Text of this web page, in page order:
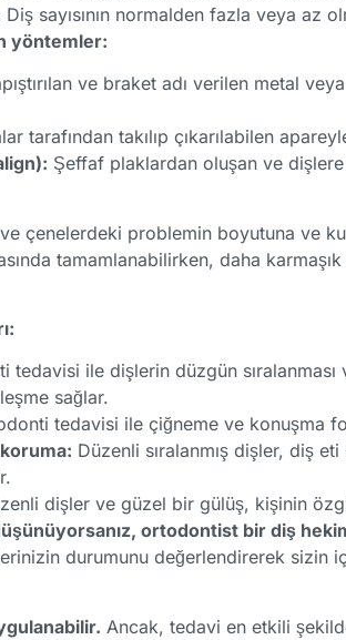
Diş sayısının normalden fazla veya az
yöntemler:
ve braket adı verilen metal
tarafından takılıp çıkarılabilen
Şeffaf plaklardan oluşan ve
çenelerdeki problemin boyutuna ve
tamamlanabilirken, daha
tedavisi ile dişlerin düzgün
sağlar.
tedavisi ile çiğneme ve konuşma
koruma: Düzenli sıralanmış dişler, diş
dişler ve güzel bir gülüş, kişinin
ortodontist bir diş
durumunu değerlendirerek sizin
Ancak, tedavi en etkili